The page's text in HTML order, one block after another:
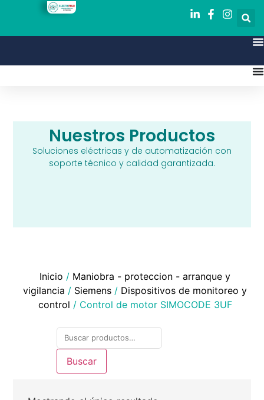
Nuestros Productos
Soluciones eléctricas y de automatización con
soporte técnico y calidad garantizada.
Inicio / Maniobra - proteccion - arranque y
vigilancia / Siemens / Dispositivos de monitoreo y
control / Control de motor SIMOCODE 3UF
Buscar